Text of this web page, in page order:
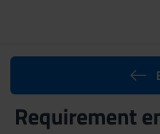
Requirement